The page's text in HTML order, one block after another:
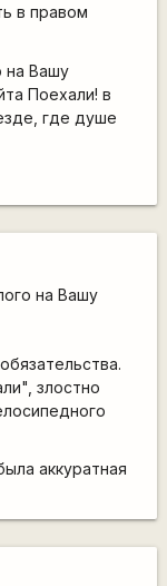
в правом
на Вашу
Поехали! в
где душе
на Вашу
злостно
аккуратная